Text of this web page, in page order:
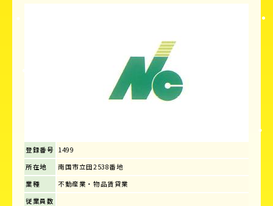
登録番号 1499
所在地
南国市立田2538番地
業種
不動産業・物品賃貸業
従業員数